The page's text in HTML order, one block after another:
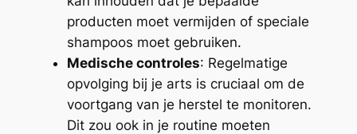
producten moet vermijden of speciale
shampoos moet gebruiken.
Medische controles: Regelmatige
opvolging bij je arts is cruciaal om de
voortgang van je herstel te monitoren.
Dit zou ook in je routine moeten